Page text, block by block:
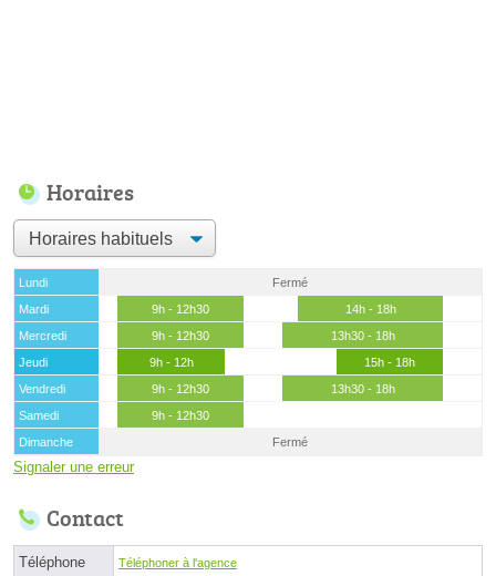
Horaires
Lundi
Fermé
Mardi
9h - 12h30
14h - 18h
Mercredi
9h - 12h30
13h30 - 18h
Jeudi
9h - 12h
15h - 18h
Vendredi
9h - 12h30
13h30 - 18h
Samedi
9h - 12h30
Dimanche
Fermé
Signaler une erreur
Contact
Téléphone Téléphoner à l'agence